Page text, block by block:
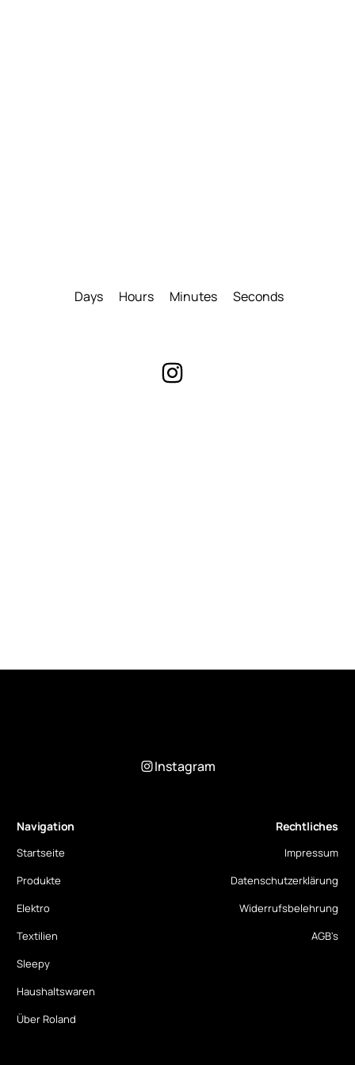
Days Hours Minutes Seconds
Instagram
Navigation
Startseite
Produkte
Elektro
Textilien
Sleepy
Haushaltswaren
Über Roland
Rechtliches
Impressum
Datenschutzerklärung
Widerrufsbelehrung
AGB's